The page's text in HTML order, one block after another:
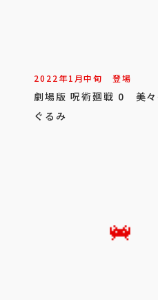
2022年1月中旬 登場
劇場版 呪術廻戦 0 美々
ぐるみ